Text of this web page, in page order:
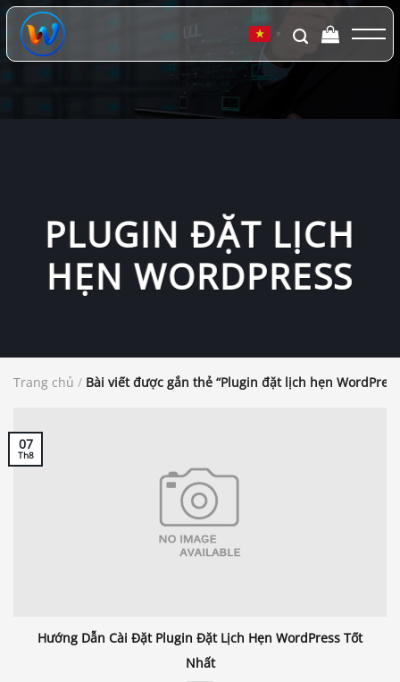
Chuyển
đến
dung
▼
PLUGIN ĐẶT LỊCH
HẸN WORDPRESS
Trang chủ / Bài viết được gắn thẻ “Plugin đặt lịch hẹn
Hướng Dẫn Cài Đặt Plugin Đặt Lịch Hẹn WordPress Tốt
Nhất
07
Th8